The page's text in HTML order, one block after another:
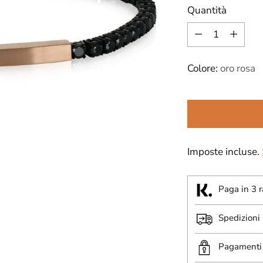
listino
Quantità
Quantità
Colore: oro rosa
Imposte incluse.
Paga in 3
Spedizioni